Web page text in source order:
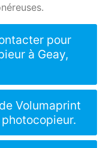
pour
à Geay,
Volumaprint